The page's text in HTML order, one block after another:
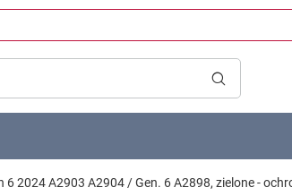
6 2024 A2903 A2904 / Gen. 6 A2898, zielone -